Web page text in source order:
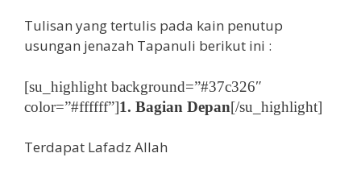
Tulisan yang tertulis pada kain penutup
usungan jenazah Tapanuli berikut ini :
[su_highlight background=”#37c326″
color=”#ffffff”]1. Bagian Depan[/su_highlight]
Terdapat Lafadz Allah